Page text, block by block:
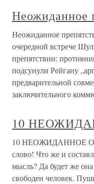
Неожиданное
Неожиданное
очередной встрече
препятствии:
подсунули Рейгану
предварительной
заключительного
10
10 НЕОЖИДАННОЕ
слово! Что же и
мысль? Да будет же
свободен человек.